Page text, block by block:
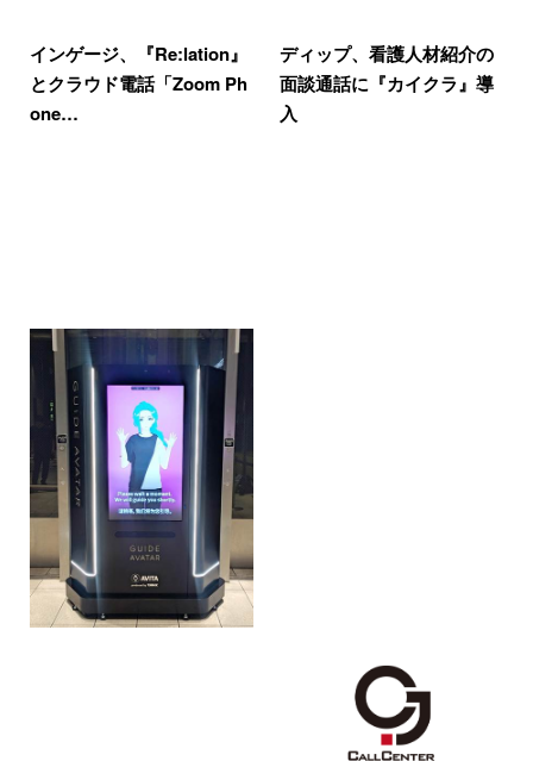
インゲージ、『Re:lation』
とクラウド電話「Zoom Ph
one…
ディップ、看護人材紹介の
面談通話に『カイクラ』導
入